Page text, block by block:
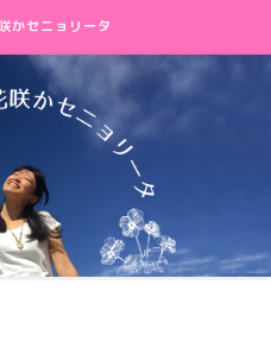
かセニョリータ